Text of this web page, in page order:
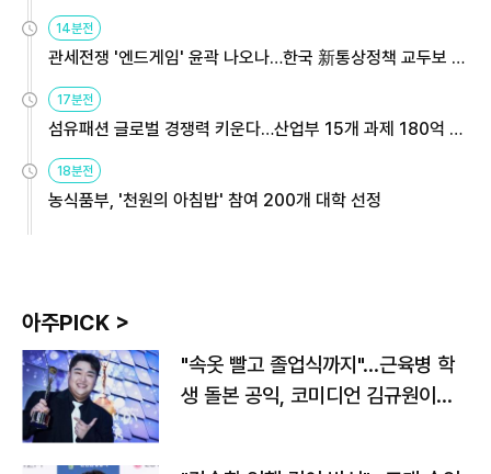
14분전
관세전쟁 '엔드게임' 윤곽 나오나…한국 新통상정책 교두보 활
용해야
17분전
섬유패션 글로벌 경쟁력 키운다…산업부 15개 과제 180억 지
원
18분전
농식품부, '천원의 아침밥' 참여 200개 대학 선정
아주PICK >
"속옷 빨고 졸업식까지"…근육병 학
생 돌본 공익, 코미디언 김규원이었